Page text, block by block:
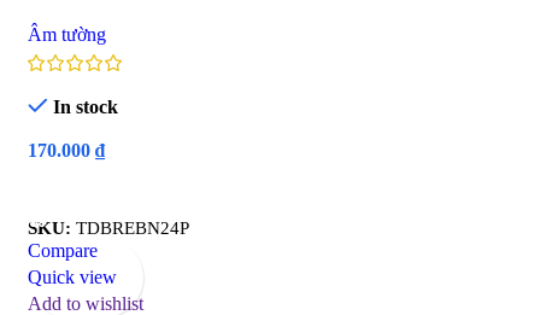
Âm tường
In stock
170.000 ₫
SKU: TDBREBN24P
Compare
Quick view
Add to wishlist